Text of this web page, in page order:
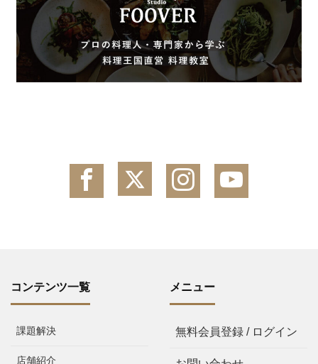
コンテンツ一覧
課題解決
店舗紹介
メニュー
無料会員登録 / ログイン